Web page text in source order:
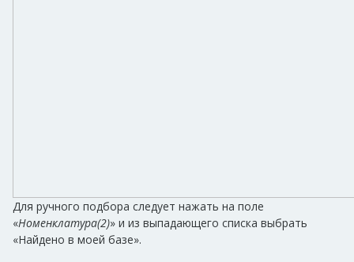
Для ручного подбора следует нажать на поле
«Номенклатура(2)» и из выпадающего списка выбрать
«Найдено в моей базе».